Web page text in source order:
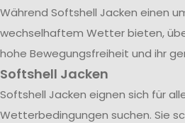
Während Softshell Jacken einen
wechselhaftem Wetter bieten,
hohe Bewegungsfreiheit und ihr
Softshell Jacken
Softshell Jacken eignen sich für
Wetterbedingungen suchen. Sie